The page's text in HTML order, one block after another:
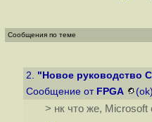
Сообщения по теме
2. "Новое руководство
Сообщение от FPGA
> нк что же,